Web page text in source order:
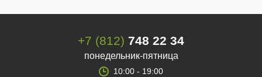
+7 (812) 748 22 34
понедельник-пятница
10:00 - 19:00